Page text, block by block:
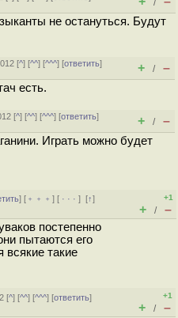
/
не остануться. Будут
[^] [^^] [^^^] [ответить]
+ / –
есть.
[^] [^^] [^^^] [ответить]
+ / –
Играть можно будет
] [ ﹢﹢﹢] [ · · ·][↑]
+1
+ / –
постепенно
пытаются его
всякие такие
[^] [^^] [^^^] [ответить]
+1
+ / –